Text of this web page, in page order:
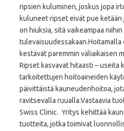
ripsien kuluminen, joskus jopa
kuluneet ripset eivät pue ketään
on hiuksia, sitä vaikeampaa
tulevaisuudessakaan.Hoitamalla
kestävät paremmin väliaikaisen
Ripset kasvavat hitaasti – useita
tarkoitettujen hoitoaineiden
päivittäistä kauneudenhoitoa,
ravitsevalla ruualla.Vastaavia
Swiss Clinic. Yritys kehittää
tuotteita, jotka toimivat